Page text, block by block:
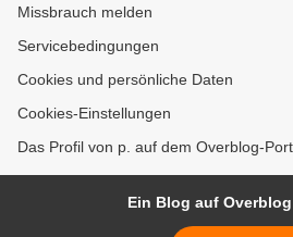
Missbrauch melden
Servicebedingungen
Cookies und persönliche Daten
Cookies-Einstellungen
Das Profil von p. auf dem Overblog-
Ein Blog auf